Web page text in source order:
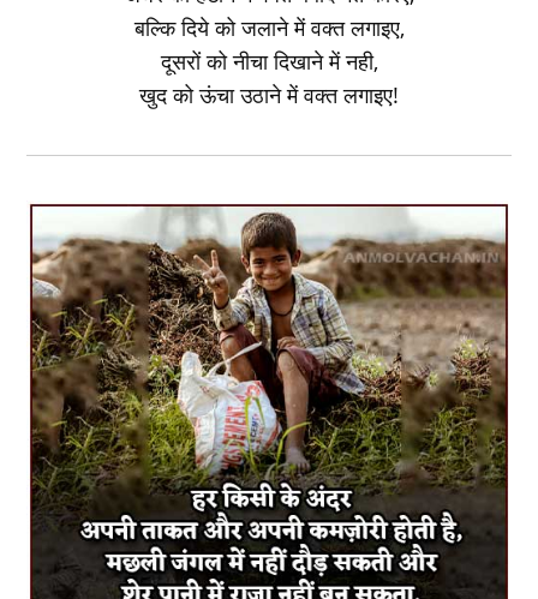
बल्कि दिये को जलाने में वक्त लगाइए,
दूसरों को नीचा दिखाने में नही,
खुद को ऊंचा उठाने में वक्त लगाइए!